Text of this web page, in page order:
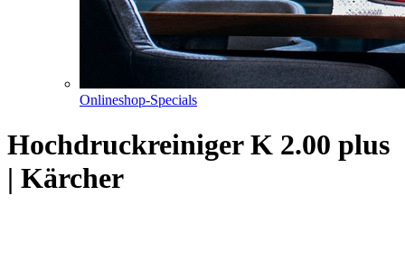
Onlineshop-Specials
Hochdruckreiniger K 2.00 plus
| Kärcher